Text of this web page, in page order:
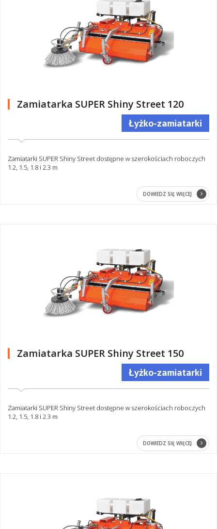
Zamiatarka SUPER Shiny Street 120
Łyżko-zamiatarki
Zamiatarki SUPER Shiny Street dostępne w szerokościach roboczych
1.2, 1.5, 1.8 i 2.3 m
DOWIEDZ SIĘ WIĘCEJ
Zamiatarka SUPER Shiny Street 150
Łyżko-zamiatarki
Zamiatarki SUPER Shiny Street dostępne w szerokościach roboczych
1.2, 1.5, 1.8 i 2.3 m
DOWIEDZ SIĘ WIĘCEJ